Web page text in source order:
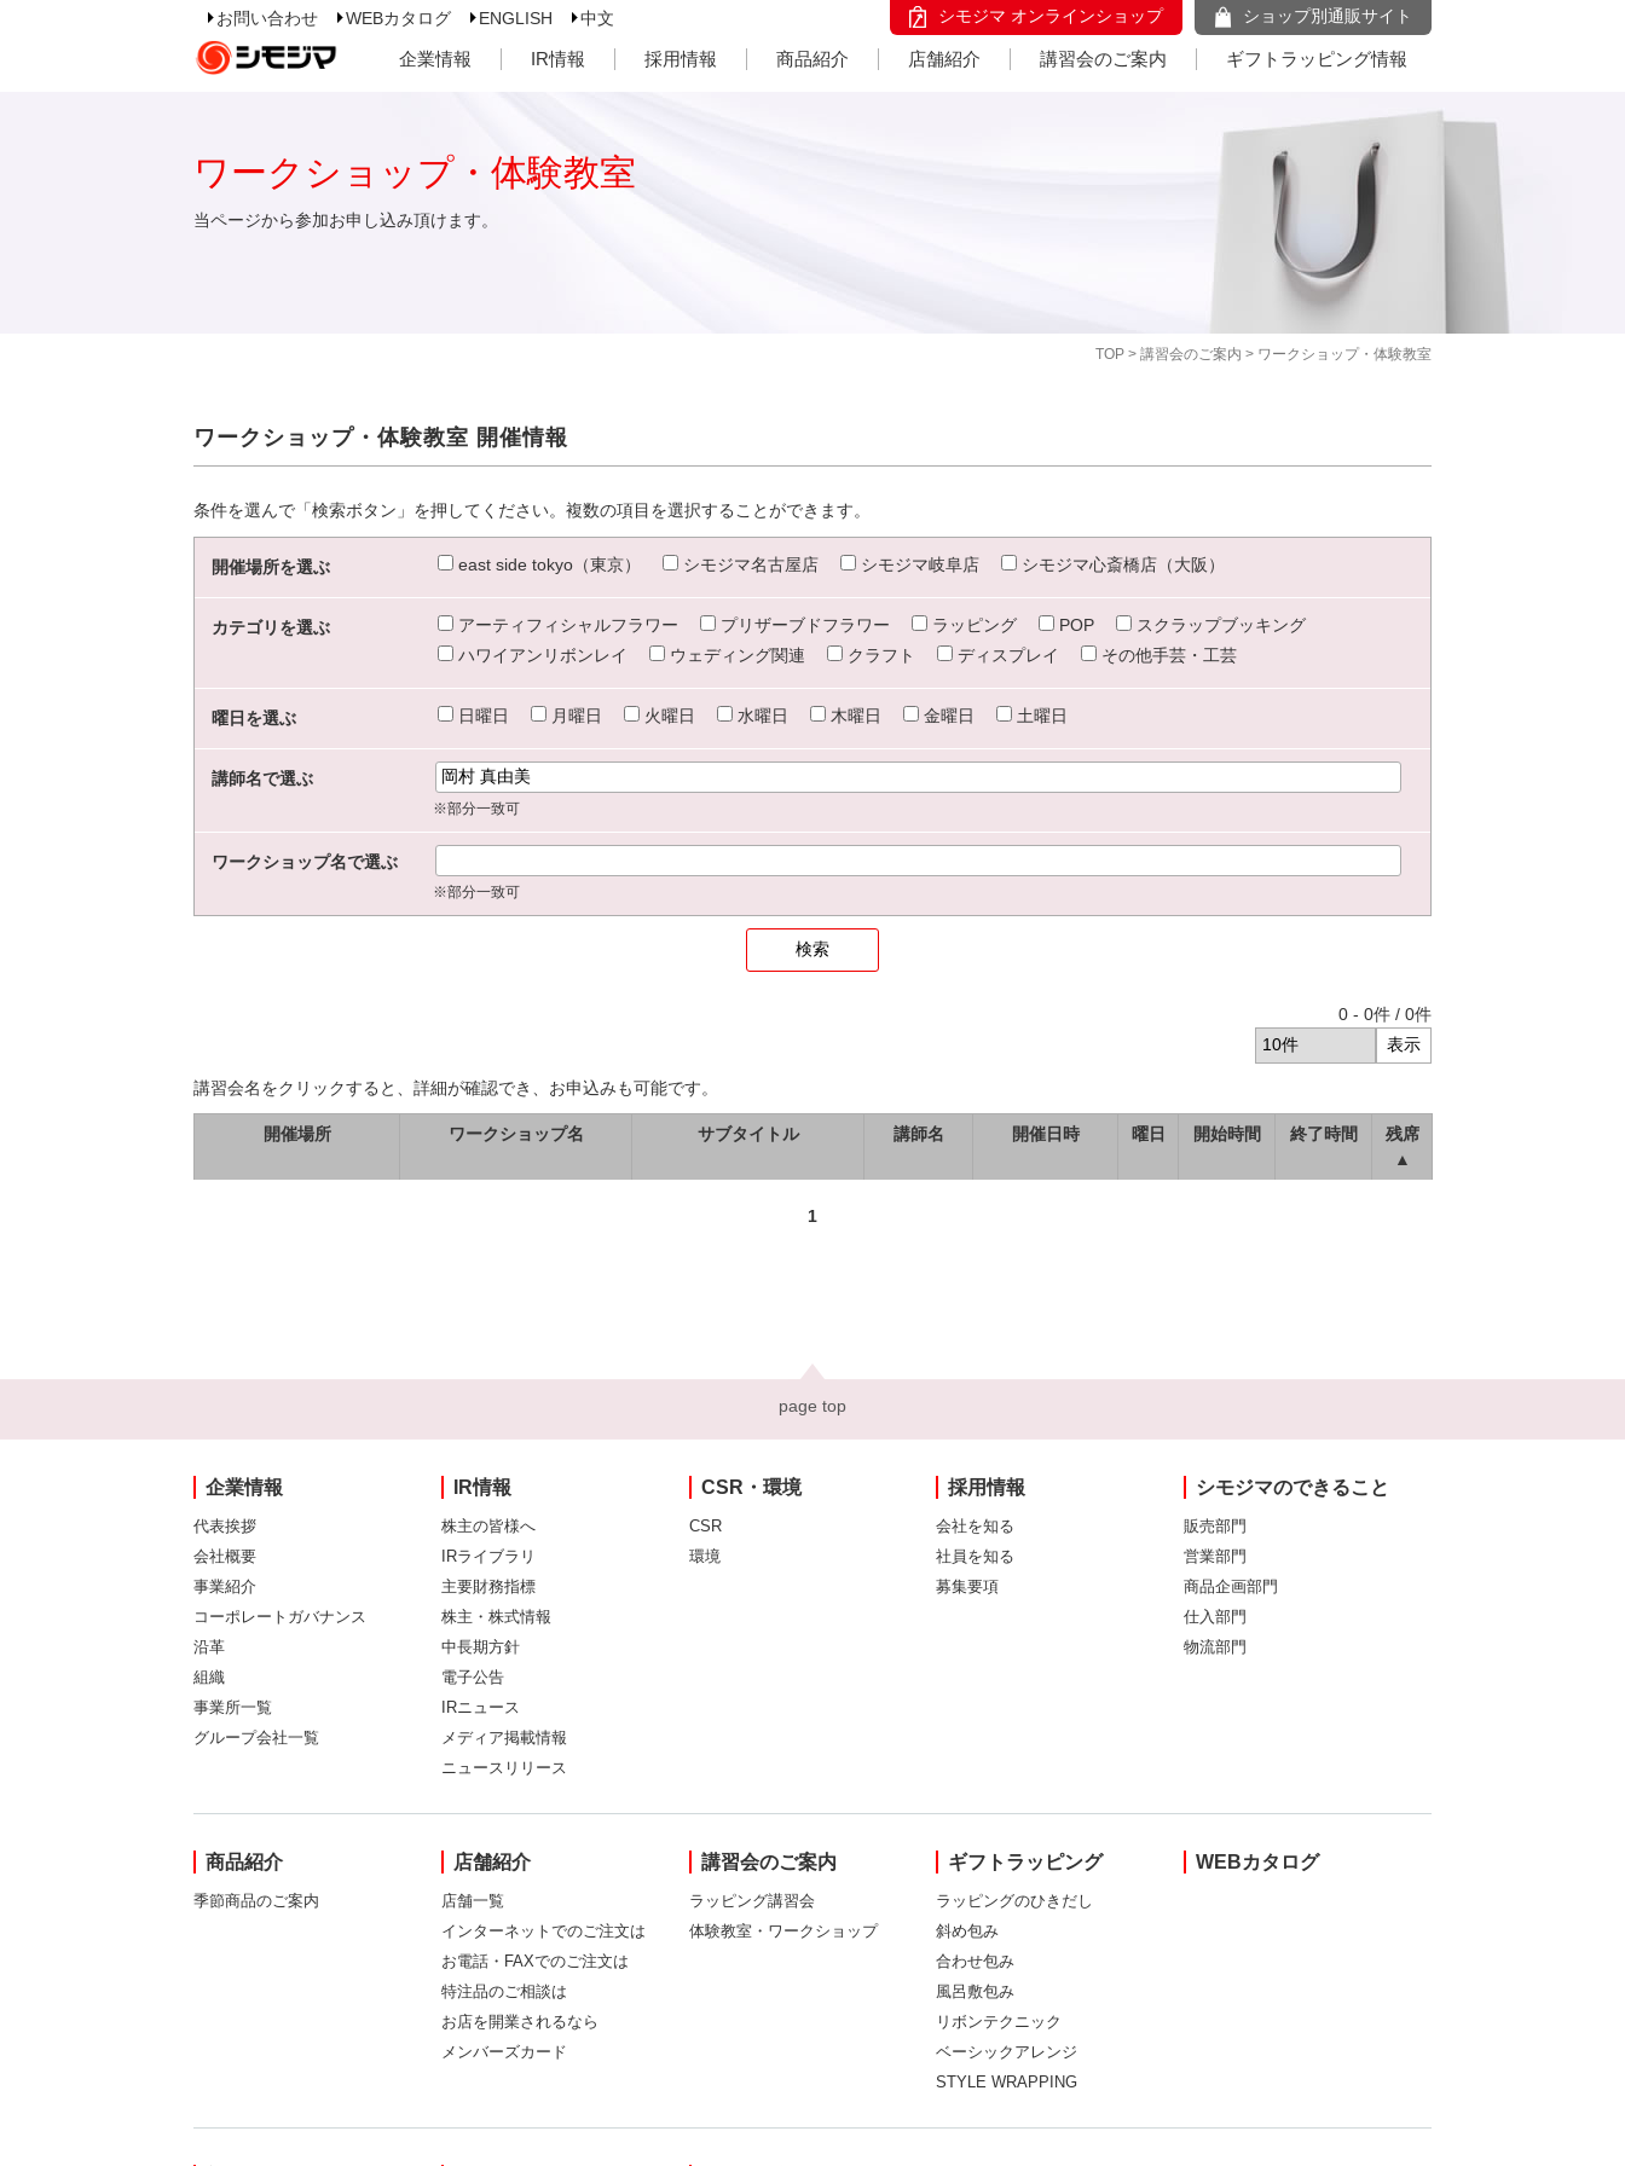
お問い合わせ WEBカタログ ENGLISH 中文 シモジマ オンラインショップ ショップ別通販サイト
企業情報 IR情報 採用情報 商品紹介 店舗紹介 講習会のご案内 ギフトラッピング情報
TOP > 講習会のご案内 > ワークショップ・体験教室
ワークショップ・体験教室
当ページから参加お申し込み頂けます。
ワークショップ・体験教室 開催情報
条件を選んで「検索ボタン」を押してください。複数の項目を選択することができます。
開催場所を選ぶ east side tokyo（東京） シモジマ名古屋店 シモジマ岐阜店 シモジマ心斎橋店（大阪）
カテゴリを選ぶ アーティフィシャルフラワー プリザーブドフラワー ラッピング POP
スクラップブッキング
ハワイアンリボンレイ
ウェディング関連 クラフト ディスプレイ その他手芸・工芸
曜日を選ぶ 日曜日 月曜日 火曜日 水曜日 木曜日 金曜日 土曜日
講師名で選ぶ
※部分一致可
ワークショップ名で選ぶ
※部分一致可
0 - 0件 / 0件
講習会名をクリックすると、詳細が確認でき、お申込みも可能です。
開催場所 ワークショップ名 サブタイトル 講師名 開催日時 曜日 開始時間 終了時間
残席
▲
1
page top
企業情報
代表挨拶
会社概要
事業紹介
コーポレートガバナンス
沿革
組織
事業所一覧
グループ会社一覧
IR情報
株主の皆様へ
IRライブラリ
主要財務指標
株主・株式情報
中長期方針
電子公告
IRニュース
メディア掲載情報
ニュースリリース
CSR・環境
CSR
環境
採用情報
会社を知る
社員を知る
募集要項
シモジマのできること
販売部門
営業部門
商品企画部門
仕入部門
物流部門
商品紹介
季節商品のご案内
店舗紹介
店舗一覧
インターネットでのご注文は
お電話・FAXでのご注文は
特注品のご相談は
お店を開業されるなら
メンバーズカード
講習会のご案内
ラッピング講習会
体験教室・ワークショップ
ギフトラッピング
ラッピングのひきだし
斜め包み
合わせ包み
風呂敷包み
リボンテクニック
ベーシックアレンジ
STYLE WRAPPING
WEBカタログ